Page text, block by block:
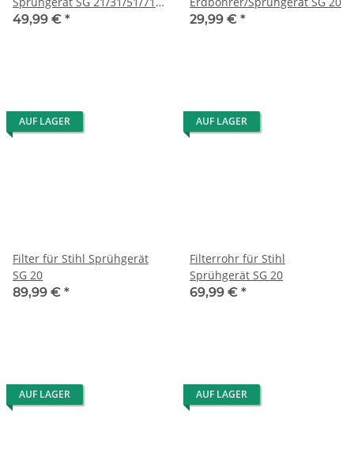
aus Kunststoff
49,99 € *
29,99 € *
AUF LAGER
Filter für Stihl Sprühgerät
SG 20
89,99 € *
AUF LAGER
Filterrohr für Stihl
Sprühgerät SG 20
69,99 € *
AUF LAGER AUF LAGER